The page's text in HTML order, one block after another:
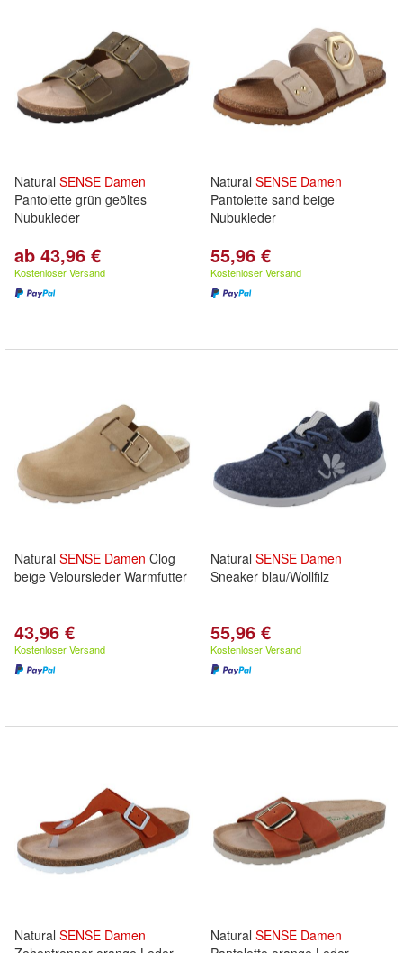
Natural SENSE Damen
Pantolette grün geöltes
Nubukleder
ab 43,96 €
Kostenloser Versand
Natural SENSE Damen
Pantolette sand beige
Nubukleder
55,96 €
Kostenloser Versand
Natural SENSE Damen Clog
beige Veloursleder Warmfutter
43,96 €
Kostenloser Versand
Natural SENSE Damen
Sneaker blau/Wollfilz
55,96 €
Kostenloser Versand
Natural SENSE Damen
Natural SENSE Damen